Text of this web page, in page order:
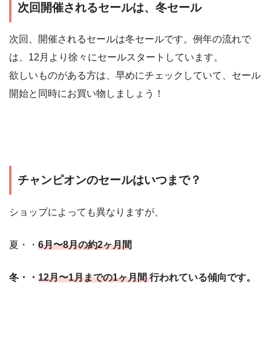
次回開催されるセールは、冬セール
次回、開催されるセールは冬セールです。例年の流れで
は、12月より徐々にセールスタートしています。
欲しいものがある方は、早めにチェックしていて、セール
開始と同時にお買い物しましょう！
チャンピオンのセールはいつまで？
ショップによっても異なりますが、
夏・・ 6月〜8月の約2ヶ月間
冬・・ 12月〜1月までの1ヶ月間行われている傾向です。